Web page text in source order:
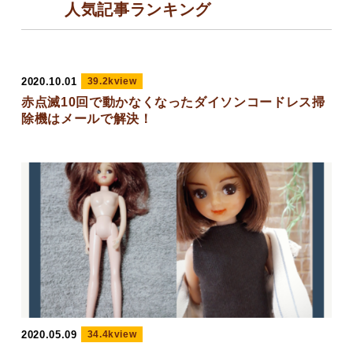
人気記事ランキング
2020.10.01 39.2kview
赤点滅10回で動かなくなったダイソンコードレス掃
除機はメールで解決！
2020.05.09 34.4kview